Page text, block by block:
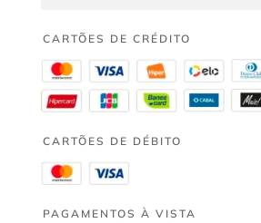
CARTÕES DE CRÉDITO
CARTÕES DE DÉBITO
PAGAMENTOS À VISTA